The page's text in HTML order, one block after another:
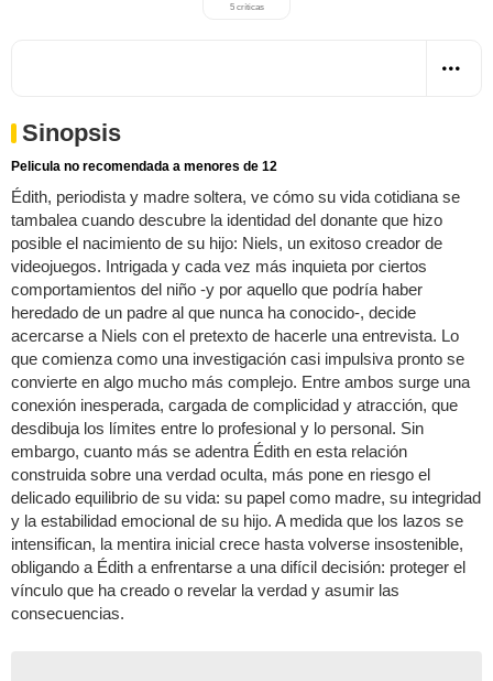
5 críticas
Sinopsis
Pelicula no recomendada a menores de 12
Édith, periodista y madre soltera, ve cómo su vida cotidiana se
tambalea cuando descubre la identidad del donante que hizo
posible el nacimiento de su hijo: Niels, un exitoso creador de
videojuegos. Intrigada y cada vez más inquieta por ciertos
comportamientos del niño -y por aquello que podría haber
heredado de un padre al que nunca ha conocido-, decide
acercarse a Niels con el pretexto de hacerle una entrevista. Lo
que comienza como una investigación casi impulsiva pronto se
convierte en algo mucho más complejo. Entre ambos surge una
conexión inesperada, cargada de complicidad y atracción, que
desdibuja los límites entre lo profesional y lo personal. Sin
embargo, cuanto más se adentra Édith en esta relación
construida sobre una verdad oculta, más pone en riesgo el
delicado equilibrio de su vida: su papel como madre, su integridad
y la estabilidad emocional de su hijo. A medida que los lazos se
intensifican, la mentira inicial crece hasta volverse insostenible,
obligando a Édith a enfrentarse a una difícil decisión: proteger el
vínculo que ha creado o revelar la verdad y asumir las
consecuencias.